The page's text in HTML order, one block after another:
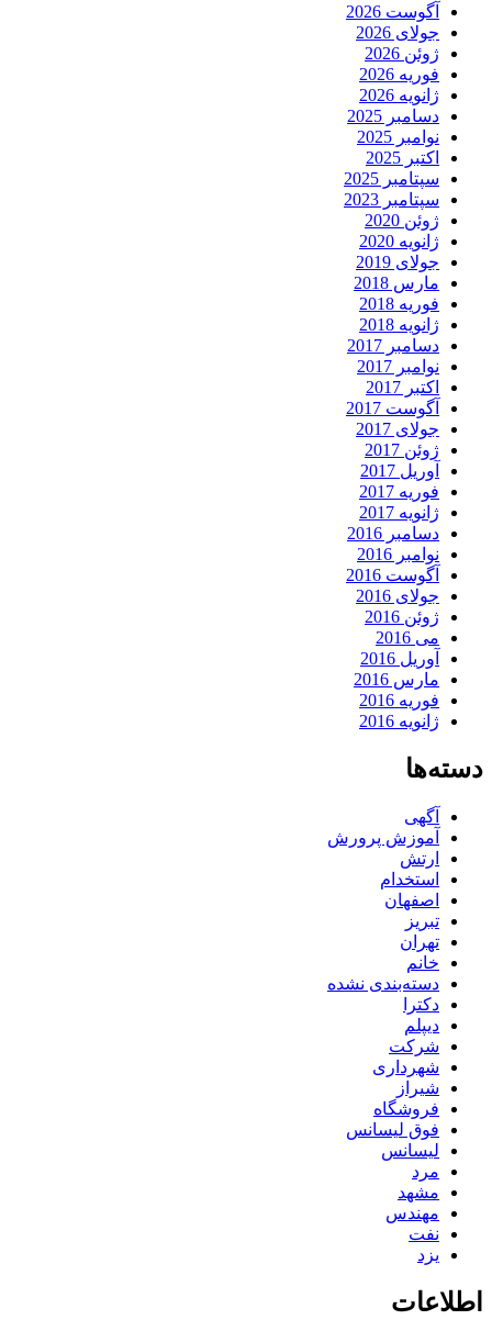
آگوست 2026
جولای 2026
ژوئن 2026
فوریه 2026
ژانویه 2026
دسامبر 2025
نوامبر 2025
اکتبر 2025
سپتامبر 2025
سپتامبر 2023
ژوئن 2020
ژانویه 2020
جولای 2019
مارس 2018
فوریه 2018
ژانویه 2018
دسامبر 2017
نوامبر 2017
اکتبر 2017
آگوست 2017
جولای 2017
ژوئن 2017
آوریل 2017
فوریه 2017
ژانویه 2017
دسامبر 2016
نوامبر 2016
آگوست 2016
جولای 2016
ژوئن 2016
می 2016
آوریل 2016
مارس 2016
فوریه 2016
ژانویه 2016
دسته‌ها
آگهی
آموزش پرورش
ارتش
استخدام
اصفهان
تبریز
تهران
خانم
دسته‌بندی نشده
دکترا
دیپلم
شرکت
شهرداری
شیراز
فروشگاه
فوق لیسانس
لیسانس
مرد
مشهد
مهندس
نفت
یزد
اطلاعات